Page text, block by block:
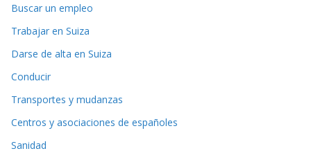
Buscar un empleo
Trabajar en Suiza
Darse de alta en Suiza
Conducir
Transportes y mudanzas
Centros y asociaciones de españoles
Sanidad